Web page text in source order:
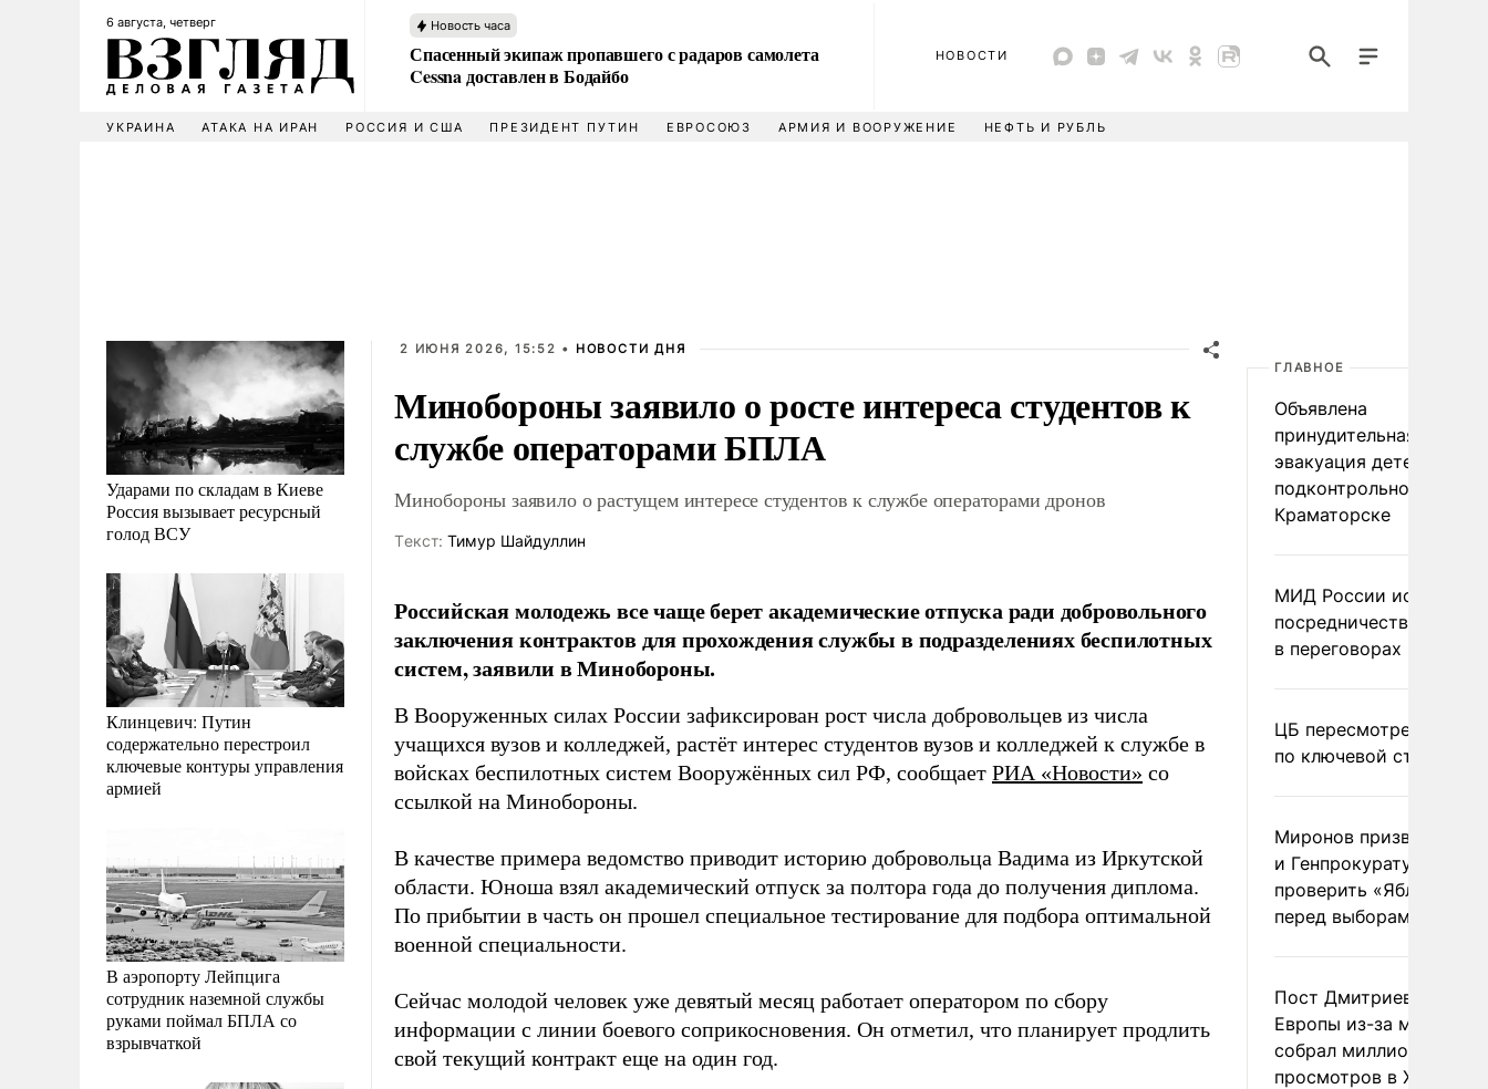
6 августа, четверг Новость часа
Спасенный экипаж пропавшего с радаров самолета
Cessna доставлен в Бодайбо
НОВОСТИ
УКРАИНА АТАКА НА ИРАН РОССИЯ И США ПРЕЗИДЕНТ ПУТИН ЕВРОСОЮЗ АРМИЯ И ВООРУЖЕНИЕ НЕФТЬ И РУБЛЬ
Ударами по складам в Киеве
Россия вызывает ресурсный
голод ВСУ
Клинцевич: Путин
содержательно перестроил
ключевые контуры управления
армией
В аэропорту Лейпцига
сотрудник наземной службы
руками поймал БПЛА со
взрывчаткой
2 ИЮНЯ 2026, 15:52 • НОВОСТИ ДНЯ
Минобороны заявило о росте интереса студентов к
службе операторами БПЛА
Минобороны заявило о растущем интересе студентов к службе операторами дронов
Tекст: Тимур Шайдуллин
Российская молодежь все чаще берет академические отпуска ради добровольного
заключения контрактов для прохождения службы в подразделениях беспилотных
систем, заявили в Минобороны.
В Вооруженных силах России зафиксирован рост числа добровольцев из числа
учащихся вузов и колледжей, растёт интерес студентов вузов и колледжей к службе в
войсках беспилотных систем Вооружённых сил РФ, сообщает РИА «Новости» со
ссылкой на Минобороны.
В качестве примера ведомство приводит историю добровольца Вадима из Иркутской
области. Юноша взял академический отпуск за полтора года до получения диплома.
По прибытии в часть он прошел специальное тестирование для подбора оптимальной
военной специальности.
Сейчас молодой человек уже девятый месяц работает оператором по сбору
информации с линии боевого соприкосновения. Он отметил, что планирует продлить
свой текущий контракт еще на один год.
ГЛАВНОЕ
Объявлена
принудительная
эвакуация детей в
подконтрольном Киеву
Краматорске
МИД России исключил
посредничество
в переговорах по
ЦБ пересмотрел
по ключевой ставке
Миронов призвал
и Генпрокуратуру
проверить «Яблоко»
перед выборами
Пост Дмитриева о
Европы из-за
собрал миллион
просмотров в X